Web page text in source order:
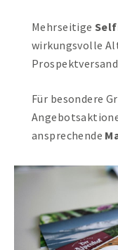
AGENTUR
0473
JETZT
Mehrseitige
wirkungsvolle
Für besondere
ansprechende